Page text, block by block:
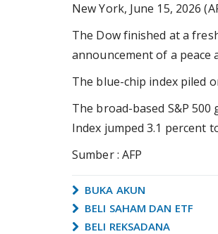
New York, June 15, 2026
The Dow finished at a
announcement of a peace
The blue-chip index piled
The broad-based S&P
Index jumped 3.1 percent
Sumber : AFP
BUKA AKUN
BELI SAHAM DAN ETF
BELI REKSADANA